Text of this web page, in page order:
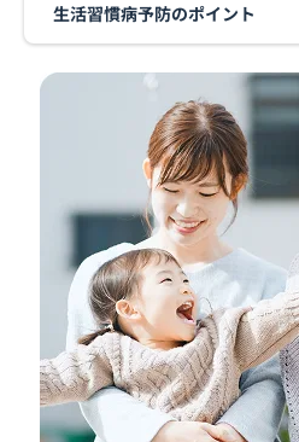
生活習慣病予防のポイント